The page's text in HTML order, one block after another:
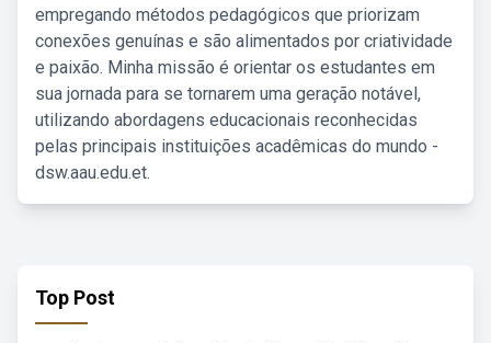
empregando métodos pedagógicos que priorizam
conexões genuínas e são alimentados por criatividade
e paixão. Minha missão é orientar os estudantes em
sua jornada para se tornarem uma geração notável,
utilizando abordagens educacionais reconhecidas
pelas principais instituições acadêmicas do mundo -
dsw.aau.edu.et.
Top Post